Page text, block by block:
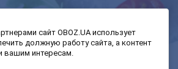
Авто
сайт OBOZ.UA использует
должную работу сайта, а контент
вашим интересам.